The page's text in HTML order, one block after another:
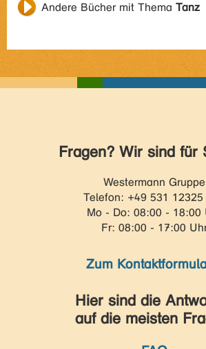
Andere Bücher mit Thema Tanz